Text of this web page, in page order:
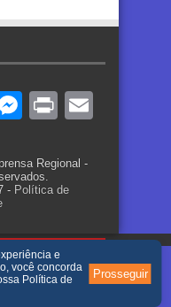
Messenger
Print
Regional -
- Política de
e
você concorda
Política de
Prosseguir